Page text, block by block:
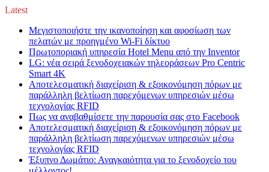
Latest
Μεγιστοποιήστε την ικανοποίηση και αφοσίωση των
πελατών με προηγμένο Wi-Fi δίκτυο
Πρωτοποριακή υπηρεσία Hotel Menu από την Inventor
LG: νέα σειρά ξενοδοχειακών τηλεοράσεων Pro Centric
Smart 4K
Αποτελεσματική διαχείριση & εξοικονόμηση πόρων με
παράλληλη βελτίωση παρεχόμενων υπηρεσιών μέσω
τεχνολογίας RFID
Πως να αναβαθμίσετε την παρουσία σας στο Facebook
Αποτελεσματική διαχείριση & εξοικονόμηση πόρων με
παράλληλη βελτίωση παρεχόμενων υπηρεσιών μέσω
τεχνολογίας RFID
Έξυπνο Δωμάτιο: Αναγκαιότητα για το ξενοδοχείο του